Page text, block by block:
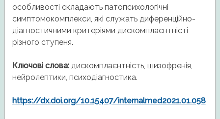
особливості складають патопсихологічні
симптомокомплекси, які служать диференційно-
діагностичними критеріями дискомплаєнтністі
різного ступеня.
Ключові слова: дискомплаєнтність, шизофренія,
нейролептики, психодіагностика.
https://dx.doi.org/10.15407/internalmed2021.01.058